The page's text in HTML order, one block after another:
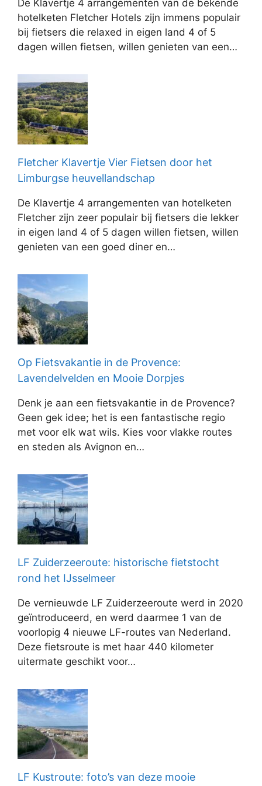
De Klavertje 4 arrangementen van de bekende
hotelketen Fletcher Hotels zijn immens populair
bij fietsers die relaxed in eigen land 4 of 5
dagen willen fietsen, willen genieten van een…
Fletcher Klavertje Vier Fietsen door het
Limburgse heuvellandschap
De Klavertje 4 arrangementen van hotelketen
Fletcher zijn zeer populair bij fietsers die lekker
in eigen land 4 of 5 dagen willen fietsen, willen
genieten van een goed diner en…
Op Fietsvakantie in de Provence:
Lavendelvelden en Mooie Dorpjes
Denk je aan een fietsvakantie in de Provence?
Geen gek idee; het is een fantastische regio
met voor elk wat wils. Kies voor vlakke routes
en steden als Avignon en…
LF Zuiderzeeroute: historische fietstocht
rond het IJsselmeer
De vernieuwde LF Zuiderzeeroute werd in 2020
geïntroduceerd, en werd daarmee 1 van de
voorlopig 4 nieuwe LF-routes van Nederland.
Deze fietsroute is met haar 440 kilometer
uitermate geschikt voor…
LF Kustroute: foto’s van deze mooie